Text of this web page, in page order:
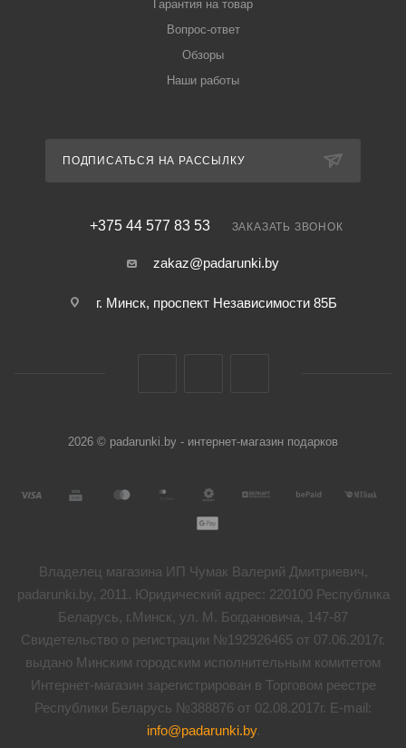
Гарантия на товар
Вопрос-ответ
Обзоры
Наши работы
ПОДПИСАТЬСЯ НА РАССЫЛКУ
+375 44 577 83 53 ЗАКАЗАТЬ ЗВОНОК
zakaz@padarunki.by
г. Минск, проспект Независимости 85Б
2026 © padarunki.by - интернет-магазин подарков
Владелец магазина ИП Чумак Валерий Дмитриевич,
padarunki.by, 2011. Юридический адрес: 220100 Республика
Беларусь, г.Минск, ул. М. Богдановича, 147-87
Свидетельство о регистрации №192926465 от 07.06.2017г.
выдано Минским городским исполнительным комитетом
Интернет-магазин зарегистрирован в Торговом реестре
Республики Беларусь №388876 от 02.08.2017г. E-mail:
info@padarunki.by.